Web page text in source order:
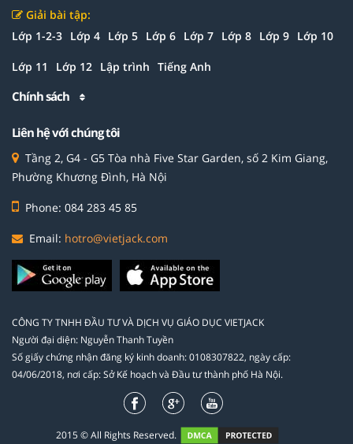
Giải bài tập:
Lớp 1-2-3 Lớp 4 Lớp 5 Lớp 6 Lớp 7 Lớp 8 Lớp 9 Lớp 10
Lớp 11 Lớp 12 Lập trình Tiếng Anh
Chính sách
Liên hệ với chúng tôi
Tầng 2, G4 - G5 Tòa nhà Five Star Garden, số 2 Kim Giang,
Phường Khương Đình, Hà Nội
Phone: 084 283 45 85
Email: hotro@vietjack.com
CÔNG TY TNHH ĐẦU TƯ VÀ DỊCH VỤ GIÁO DỤC VIETJACK
Người đại diện: Nguyễn Thanh Tuyền
Số giấy chứng nhận đăng ký kinh doanh: 0108307822, ngày cấp:
04/06/2018, nơi cấp: Sở Kế hoạch và Đầu tư thành phố Hà Nội.
2015 © All Rights Reserved.